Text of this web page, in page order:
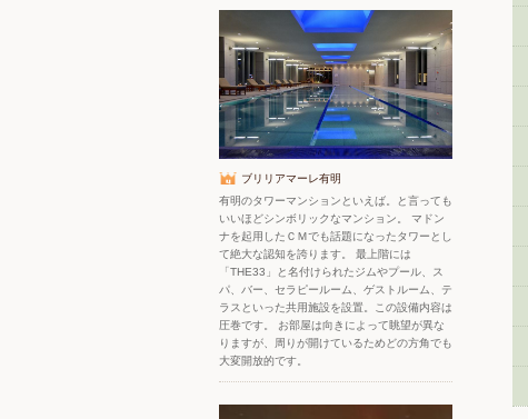
ブリリアマーレ有明
有明のタワーマンションといえば。と言っても
いいほどシンボリックなマンション。 マドン
ナを起用したＣＭでも話題になったタワーとし
て絶大な認知を誇ります。 最上階には
「THE33」と名付けられたジムやプール、ス
パ、バー、セラピールーム、ゲストルーム、テ
ラスといった共用施設を設置。この設備内容は
圧巻です。 お部屋は向きによって眺望が異な
りますが、周りが開けているためどの方角でも
大変開放的です。